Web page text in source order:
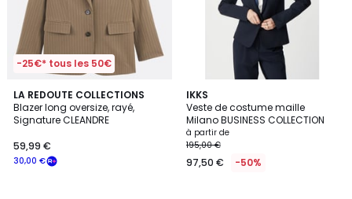
-25€* tous les 50€
LA REDOUTE COLLECTIONS
Blazer long oversize, rayé,
Signature CLEANDRE
30,00 €
59,99 €
3,5
/ 5
IKKS
Veste de costume maille
Milano BUSINESS COLLECTION
à partir de
195,00 €
97,50 € -50%
2
Couleurs